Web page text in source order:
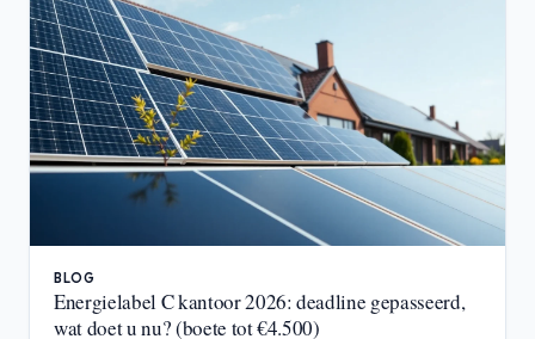
BLOG
Energielabel C kantoor 2026: deadline gepasseerd,
wat doet u nu? (boete tot €4.500)